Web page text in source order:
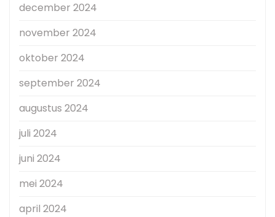
december 2024
november 2024
oktober 2024
september 2024
augustus 2024
juli 2024
juni 2024
mei 2024
april 2024